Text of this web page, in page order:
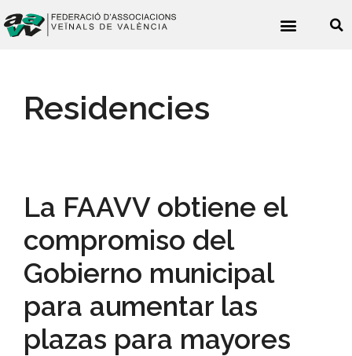
Residencies
La FAAVV obtiene el
compromiso del
Gobierno municipal
para aumentar las
plazas para mayores